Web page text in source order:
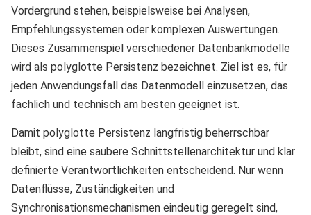
Vordergrund stehen, beispielsweise bei Analysen,
Empfehlungssystemen oder komplexen Auswertungen.
Dieses Zusammenspiel verschiedener Datenbankmodelle
wird als polyglotte Persistenz bezeichnet. Ziel ist es, für
jeden Anwendungsfall das Datenmodell einzusetzen, das
fachlich und technisch am besten geeignet ist.
Damit polyglotte Persistenz langfristig beherrschbar
bleibt, sind eine saubere Schnittstellenarchitektur und klar
definierte Verantwortlichkeiten entscheidend. Nur wenn
Datenflüsse, Zuständigkeiten und
Synchronisationsmechanismen eindeutig geregelt sind,